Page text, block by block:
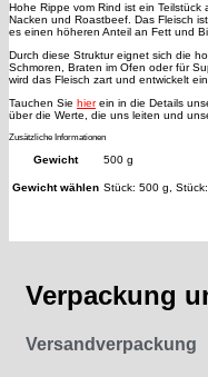
Hohe Rippe vom Rind ist ein
Nacken und Roastbeef. Das Fleisch
es einen höheren Anteil an Fett und
Durch diese Struktur eignet sich die
Schmoren, Braten im Ofen oder für
wird das Fleisch zart und entwickelt
Tauchen Sie hierein in die Details
über die Werte, die uns leiten und
Zusätzliche Informationen
Gewicht 500 g
Gewicht wählen Stück: 500 g,
Verpackung
Versandverpackung